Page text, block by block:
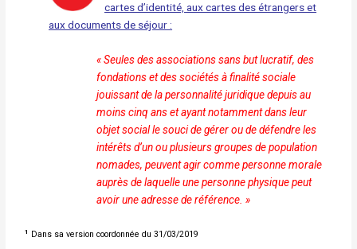
cartes d’identité, aux cartes des étrangers et
aux documents de séjour :
« Seules des associations sans but lucratif, des
fondationset des sociétés à finalité sociale
jouissant de la personnalitéjuridique depuis au
moins cinq ans et ayant notamment dansleur
objet social le souci de gérer ou de défendre les
intérêtsd’un ou plusieurs groupes de population
nomades, peuventagir comme personne morale
auprès de laquelle une personnephysique peut
avoir une adresse de référence. »
1 Dans sa version coordonnée du 31/03/2019